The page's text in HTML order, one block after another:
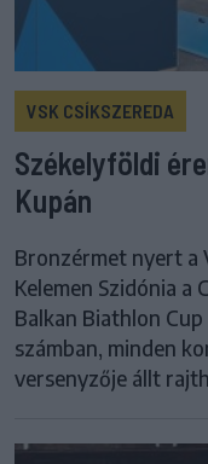
VSK CSÍKSZEREDA
Székelyföldi
Kupán
Bronzérmet nyert a
Kelemen Szidónia a
Balkan Biathlon
számban, minden
versenyzője állt